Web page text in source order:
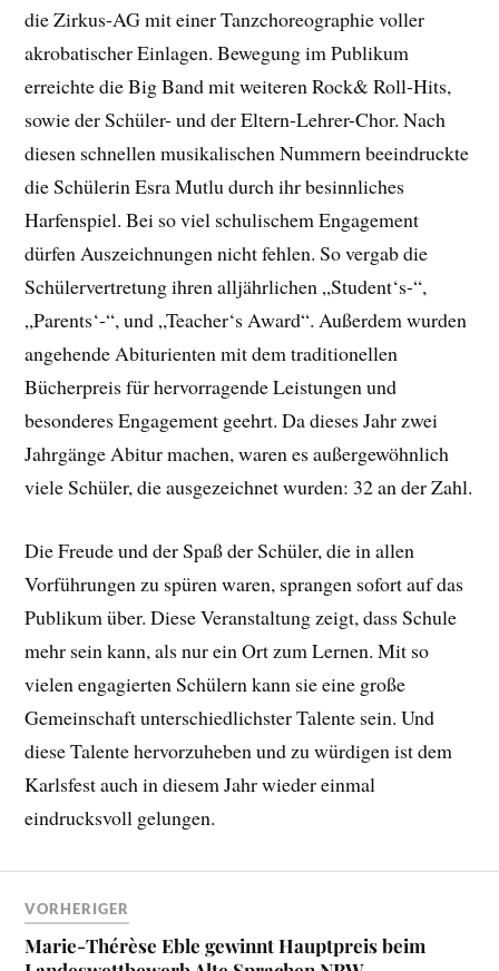
die Zirkus-AG mit einer Tanzchoreographie voller
akrobatischer Einlagen. Bewegung im Publikum
erreichte die Big Band mit weiteren Rock& Roll-Hits,
sowie der Schüler- und der Eltern-Lehrer-Chor. Nach
diesen schnellen musikalischen Nummern beeindruckte
die Schülerin Esra Mutlu durch ihr besinnliches
Harfenspiel. Bei so viel schulischem Engagement
dürfen Auszeichnungen nicht fehlen. So vergab die
Schülervertretung ihren alljährlichen „Student‘s-“,
„Parents‘-“, und „Teacher‘s Award“. Außerdem wurden
angehende Abiturienten mit dem traditionellen
Bücherpreis für hervorragende Leistungen und
besonderes Engagement geehrt. Da dieses Jahr zwei
Jahrgänge Abitur machen, waren es außergewöhnlich
viele Schüler, die ausgezeichnet wurden: 32 an der Zahl.
Die Freude und der Spaß der Schüler, die in allen
Vorführungen zu spüren waren, sprangen sofort auf das
Publikum über. Diese Veranstaltung zeigt, dass Schule
mehr sein kann, als nur ein Ort zum Lernen. Mit so
vielen engagierten Schülern kann sie eine große
Gemeinschaft unterschiedlichster Talente sein. Und
diese Talente hervorzuheben und zu würdigen ist dem
Karlsfest auch in diesem Jahr wieder einmal
eindrucksvoll gelungen.
VORHERIGER
Marie-Thérèse Eble gewinnt Hauptpreis beim